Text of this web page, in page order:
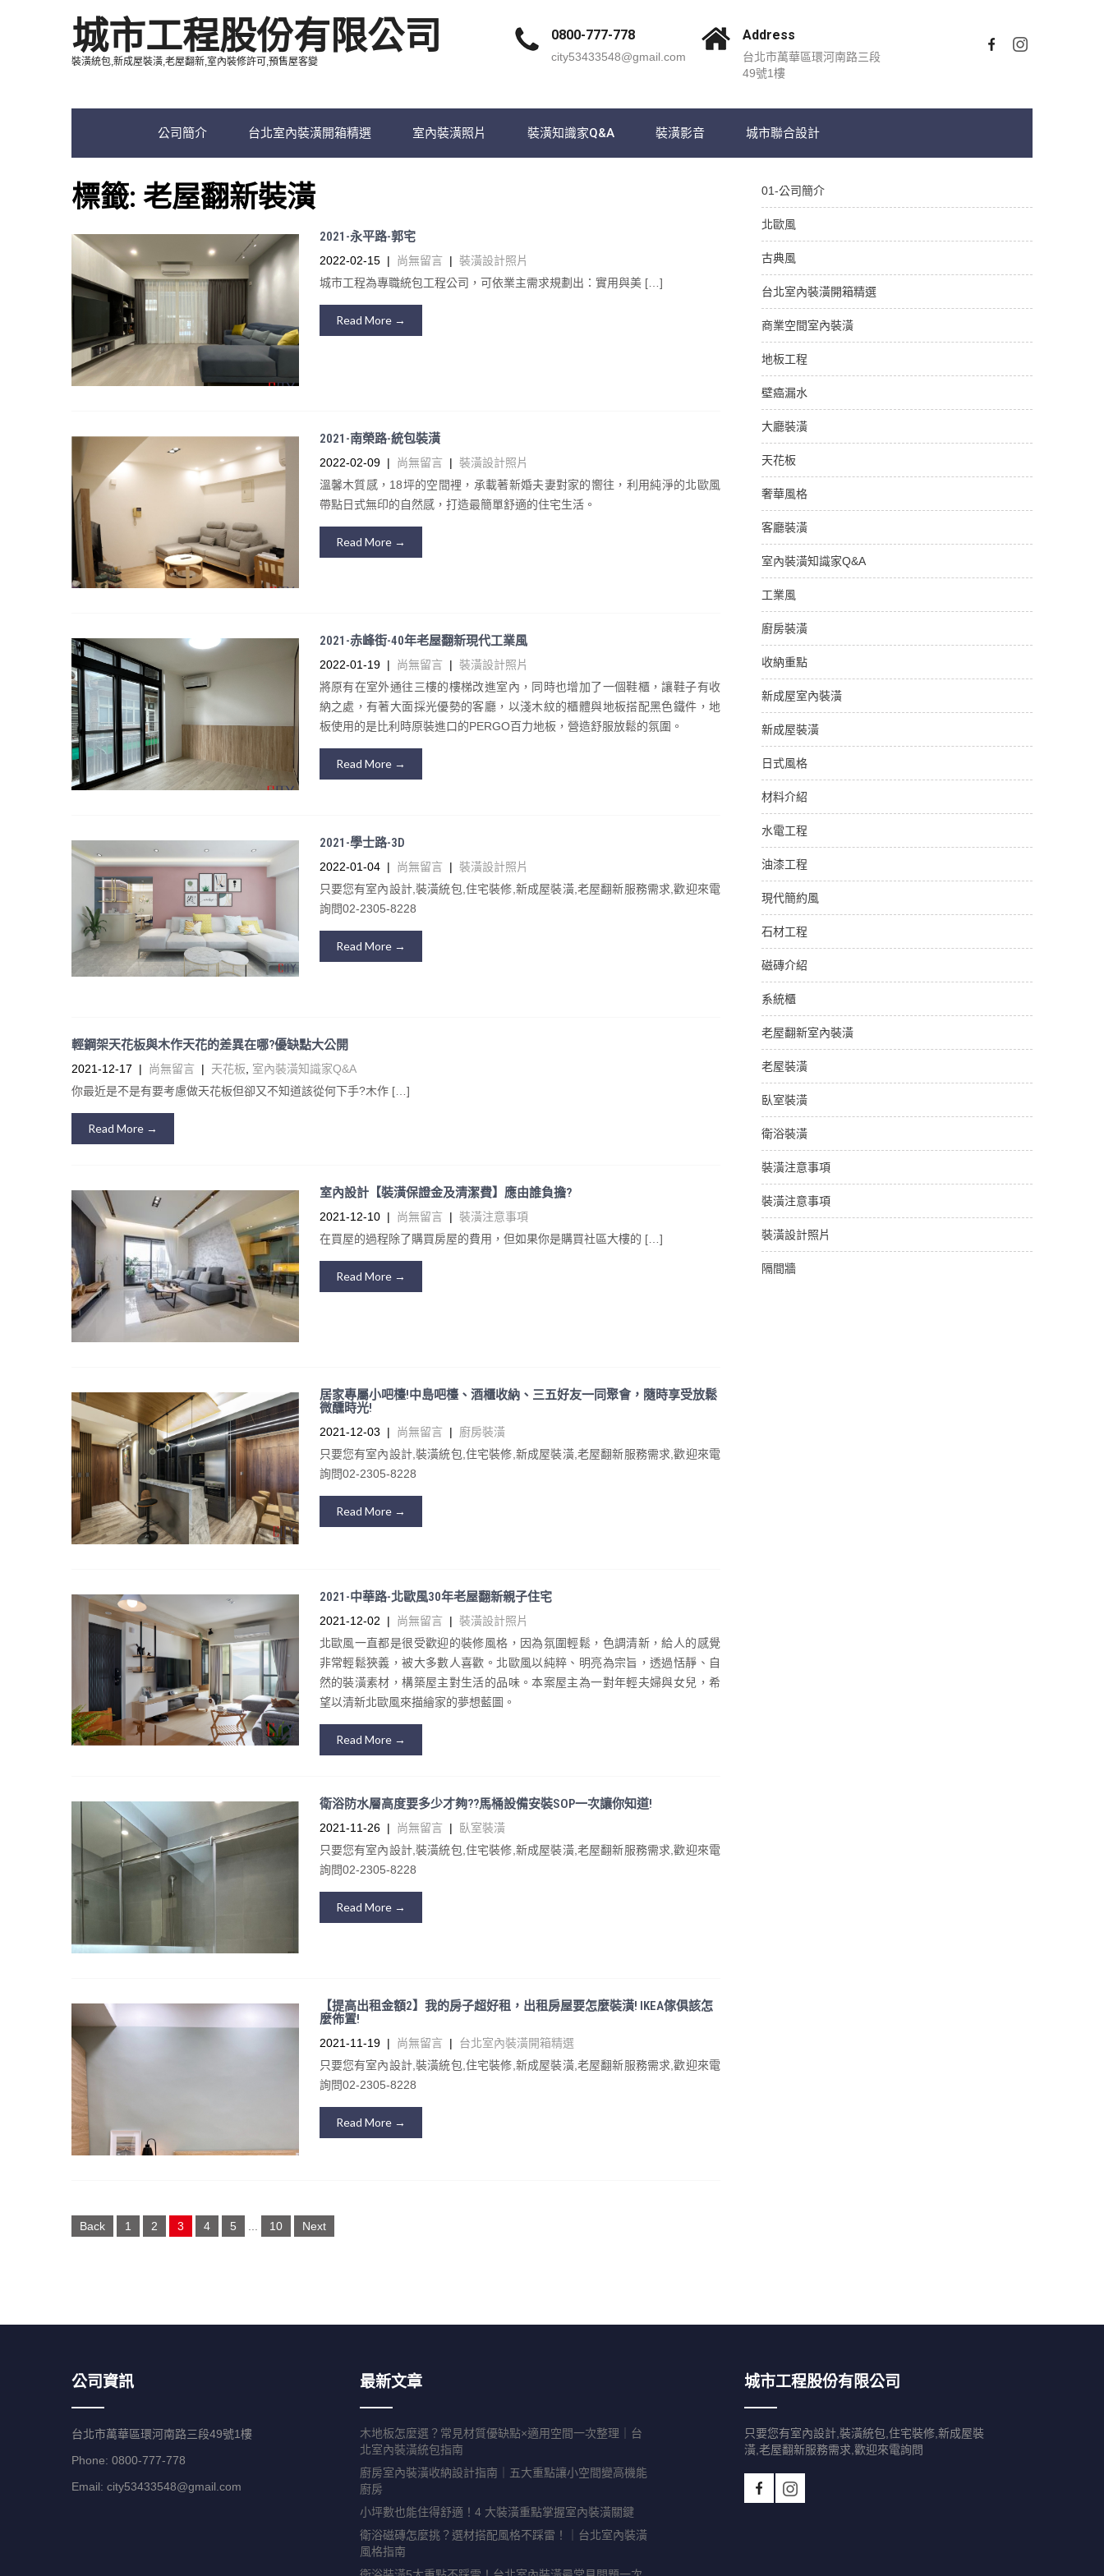
城市工程股份有限公司
裝潢統包,新成屋裝潢,老屋翻新,室內裝修許可,預售屋客變
0800-777-778
city53433548@gmail.com
Address
台北市萬華區環河南路三段
49號1樓
公司簡介 台北室內裝潢開箱精選 室內裝潢照片 裝潢知識家Q&A 裝潢影音 城市聯合設計
標籤: 老屋翻新裝潢
2021-永平路-郭宅
2022-02-15 | 尚無留言 | 裝潢設計照片
城市工程為專職統包工程公司，可依業主需求規劃出：實用與美 […]
Read More →
2021-南榮路-統包裝潢
2022-02-09 | 尚無留言 | 裝潢設計照片
溫馨木質感，18坪的空間裡，承載著新婚夫妻對家的嚮往，利用純淨的北歐風
帶點日式無印的自然感，打造最簡單舒適的住宅生活。
Read More →
2021-赤峰街-40年老屋翻新現代工業風
2022-01-19 | 尚無留言 | 裝潢設計照片
將原有在室外通往三樓的樓梯改進室內，同時也增加了一個鞋櫃，讓鞋子有收
納之處，有著大面採光優勢的客廳，以淺木紋的櫃體與地板搭配黑色鐵件，地
板使用的是比利時原裝進口的PERGO百力地板，營造舒服放鬆的氛圍。
Read More →
2021-學士路-3D
2022-01-04 | 尚無留言 | 裝潢設計照片
只要您有室內設計,裝潢統包,住宅裝修,新成屋裝潢,老屋翻新服務需求,歡迎來電
詢問02-2305-8228
Read More →
輕鋼架天花板與木作天花的差異在哪?優缺點大公開
2021-12-17 | 尚無留言 | 天花板
室內裝潢知識家Q&A
你最近是不是有要考慮做天花板但卻又不知道該從何下手?木作 […]
Read More →
室內設計【裝潢保證金及清潔費】應由誰負擔?
2021-12-10 | 尚無留言 | 裝潢注意事項
在買屋的過程除了購買房屋的費用，但如果你是購買社區大樓的 […]
Read More →
居家專屬小吧檯!中島吧檯、酒櫃收納、三五好友一同聚會，隨時享受放鬆
微醺時光!
2021-12-03 | 尚無留言 | 廚房裝潢
只要您有室內設計,裝潢統包,住宅裝修,新成屋裝潢,老屋翻新服務需求,歡迎來電
詢問02-2305-8228
Read More →
2021-中華路-北歐風30年老屋翻新親子住宅
2021-12-02 | 尚無留言 | 裝潢設計照片
北歐風一直都是很受歡迎的裝修風格，因為氛圍輕鬆，色調清新，給人的感覺
非常輕鬆狹義，被大多數人喜歡。北歐風以純粹、明亮為宗旨，透過恬靜、自
然的裝潢素材，構築屋主對生活的品味。本案屋主為一對年輕夫婦與女兒，希
望以清新北歐風來描繪家的夢想藍圖。
Read More →
衛浴防水層高度要多少才夠??馬桶設備安裝SOP一次讓你知道!
2021-11-26 | 尚無留言 |
臥室裝潢
只要您有室內設計,裝潢統包,住宅裝修,新成屋裝潢,老屋翻新服務需求,歡迎來電
詢問02-2305-8228
Read More →
【提高出租金額2】我的房子超好租，出租房屋要怎麼裝潢! IKEA傢俱該怎
麼佈置!
2021-11-19 | 尚無留言 | 台北室內裝潢開箱精選
只要您有室內設計,裝潢統包,住宅裝修,新成屋裝潢,老屋翻新服務需求,歡迎來電
詢問02-2305-8228
Read More →
Posts
navigation
Back 1 2 3 4 5 10 Next
01-公司簡介
北歐風
古典風
台北室內裝潢開箱精選
商業空間室內裝潢
地板工程
壁癌漏水
大廳裝潢
天花板
奢華風格
客廳裝潢
室內裝潢知識家Q&A
工業風
廚房裝潢
收納重點
新成屋室內裝潢
新成屋裝潢
日式風格
材料介紹
水電工程
油漆工程
現代簡約風
石材工程
磁磚介紹
系統櫃
老屋翻新室內裝潢
老屋裝潢
臥室裝潢
衛浴裝潢
裝潢注意事項
裝潢注意事項
裝潢設計照片
隔間牆
公司資訊
台北市萬華區環河南路三段49號1樓
Phone: 0800-777-778
Email: city53433548@gmail.com
最新文章
木地板怎麼選？常見材質優缺點×適用空間一次整理｜台
北室內裝潢統包指南
廚房室內裝潢收納設計指南｜五大重點讓小空間變高機能
廚房
小坪數也能住得舒適！4 大裝潢重點掌握室內裝潢關鍵
衛浴磁磚怎麼挑？選材搭配風格不踩雷！｜台北室內裝潢
風格指南
城市工程股份有限公司
只要您有室內設計,裝潢統包,住宅裝修,新成屋裝
潢,老屋翻新服務需求,歡迎來電詢問